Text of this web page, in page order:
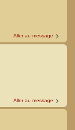
Aller au message
Aller au message